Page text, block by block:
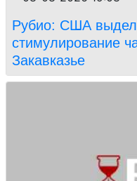
Рубио: США
стимулирование
Закавказье